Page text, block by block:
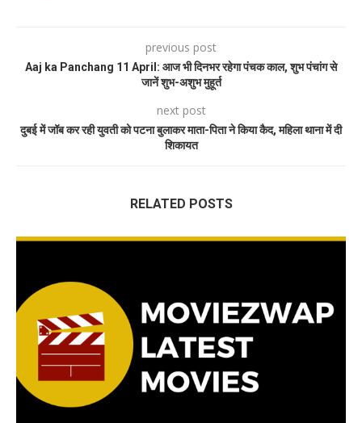
previous post
Aaj ka Panchang 11 April: आज भी दिनभर रहेगा पंचक काल, शुभ पंचांग से
जानें शुभ-अशुभ मुहूर्त
next post
दुबई में जॉब कर रही युवती को पटना बुलाकर माता-पिता ने किया कैद, महिला थाना में दी
शिकायत
RELATED POSTS